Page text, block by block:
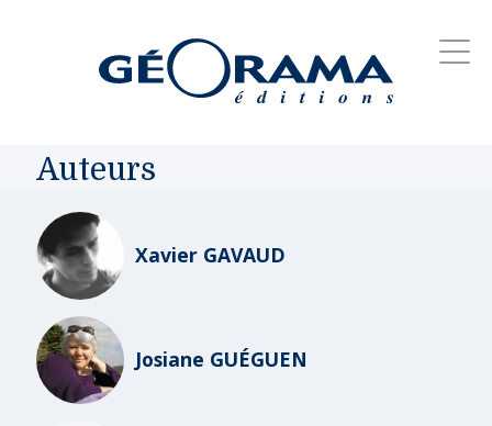
Auteurs
Xavier GAVAUD
Josiane GUÉGUEN